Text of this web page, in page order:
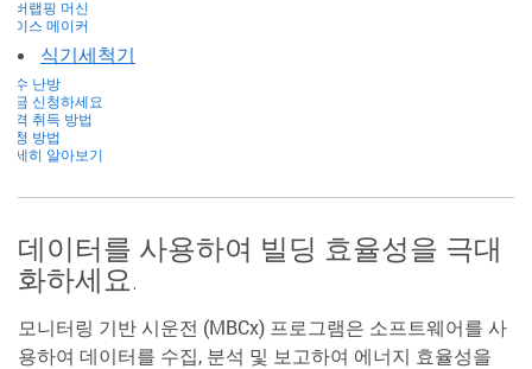
오버랩핑 머신
아이스 메이커
식기세척기
온수 난방
지금 신청하세요
자격 취득 방법
신청 방법
자세히 알아보기
데이터를 사용하여 빌딩 효율성을 극대
화하세요.
모니터링 기반 시운전 (MBCx) 프로그램은 소프트웨어를 사
용하여 데이터를 수집, 분석 및 보고하여 에너지 효율성을